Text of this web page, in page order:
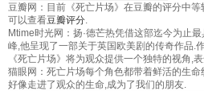
豆瓣网：目前《死亡片场》在豆瓣的评分中
可以查看豆瓣评分.
Mtime时光网：扬·德芒热凭借这部迄今为止
峰,他呈现了一部关于英国欧美剧的传奇作品.
《死亡片场》将为观众提供一个独特的视角,
猫眼网：死亡片场每个角色都带着鲜活的生
好像走进了观众的生命,成为了我们的朋友.